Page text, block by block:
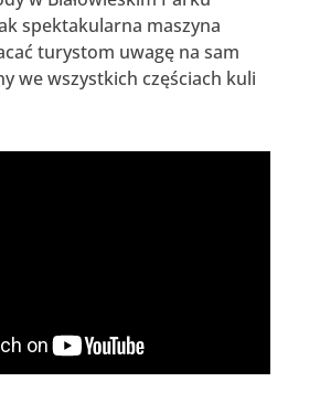
spektakularna maszyna
turystom uwagę na sam
we wszystkich częściach kuli